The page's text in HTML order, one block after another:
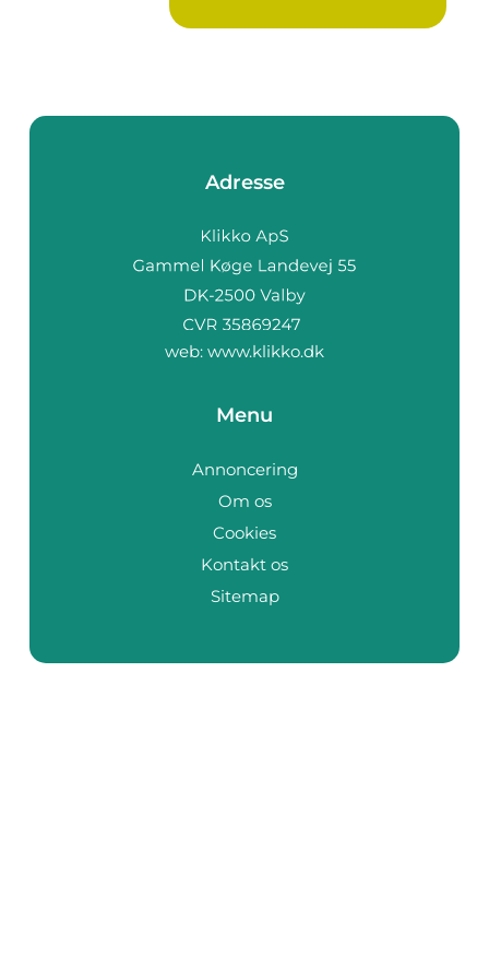
Adresse
web: www.klikko.dk
Menu
Annoncering
Om os
Cookies
Kontakt os
Sitemap